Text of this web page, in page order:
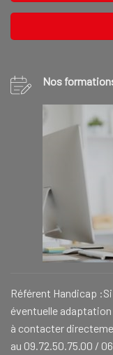
Nos
Référent Handicap
éventuelle
à contacter
au 09.72.50.75.00 /